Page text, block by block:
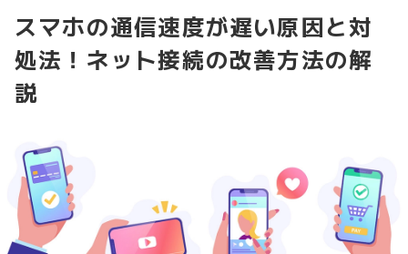
スマホの通信速度が遅い原因と対
処法！ネット接続の改善方法の解
説